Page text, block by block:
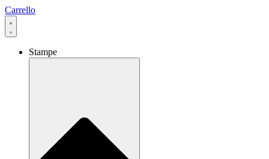
Carrello
Stampe